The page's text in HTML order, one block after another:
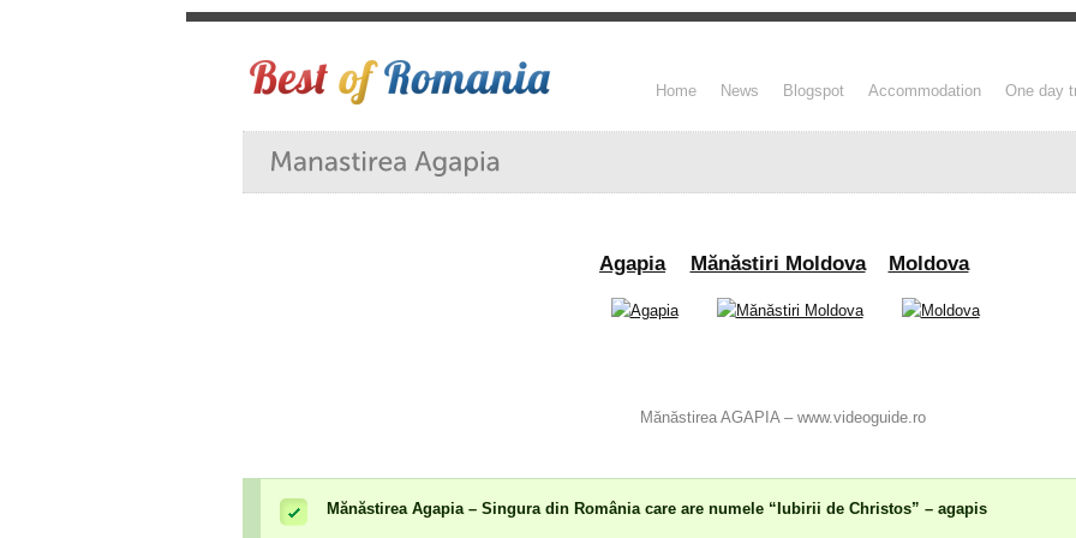
Home News Blogspot Accommodation One day
Agapia Mănăstiri Moldova Moldova
Mănăstirea AGAPIA – www.videoguide.ro
Mănăstirea Agapia – Singura din România care are numele “Iubirii de Christos” – agapis